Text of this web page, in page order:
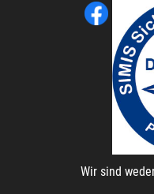
Wir sind